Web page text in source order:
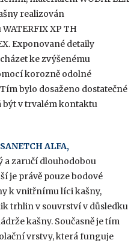
realizován
XP TH
Exponované detaily
ke zvýšenému
korozně odolné
bylo dosaženo dostatečné
být v trvalém kontaktu
SANETCH ALFA,
a zaručí dlouhodobou
je právě pouze bodové
k vnitřnímu líci kašny,
trhlin v souvrství v důsledku
kašny. Současně je tím
vrstvy, která funguje